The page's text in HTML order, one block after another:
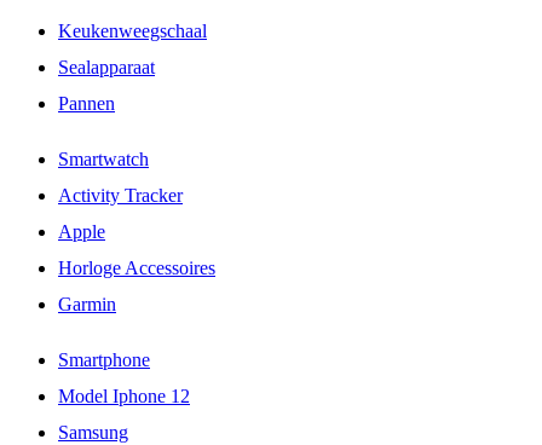
Keukenweegschaal
Sealapparaat
Pannen
Smartwatch
Activity Tracker
Apple
Horloge Accessoires
Garmin
Smartphone
Model Iphone 12
Samsung